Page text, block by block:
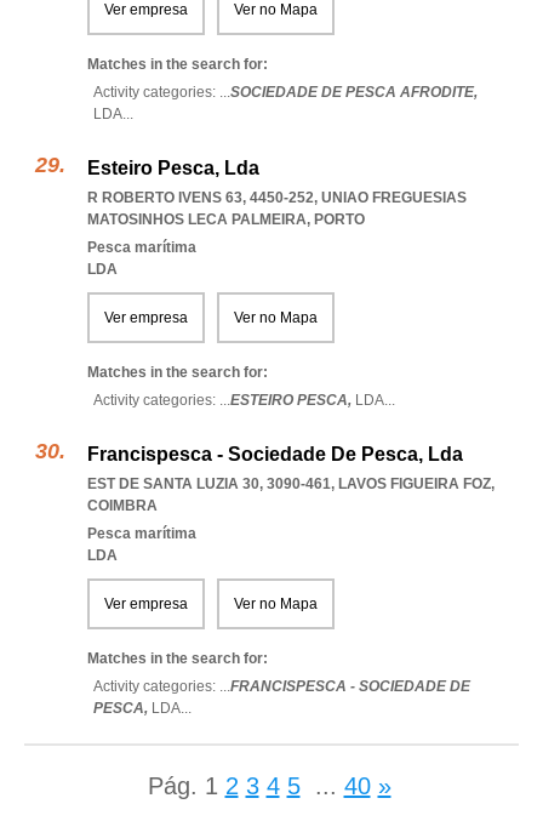
Ver empresa Ver no Mapa
Matches in the search for:
Activity categories: ...SOCIEDADE DE PESCA AFRODITE,
LDA...
Esteiro Pesca, Lda
R ROBERTO IVENS 63, 4450-252, UNIAO FREGUESIAS
MATOSINHOS LECA PALMEIRA, PORTO
Pesca marítima
LDA
Ver empresa Ver no Mapa
Matches in the search for:
Activity categories: ...ESTEIRO PESCA, LDA...
Francispesca - Sociedade De Pesca, Lda
EST DE SANTA LUZIA 30, 3090-461, LAVOS FIGUEIRA FOZ,
COIMBRA
Pesca marítima
LDA
Ver empresa Ver no Mapa
Matches in the search for:
Activity categories: ...FRANCISPESCA - SOCIEDADE DE
PESCA, LDA...
Pág. 1 2 3 4 5 ... 40 »